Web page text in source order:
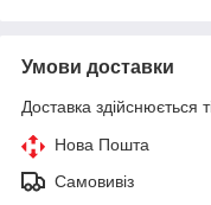
Умови доставки
Доставка здійснюється
Нова Пошта
Самовивіз